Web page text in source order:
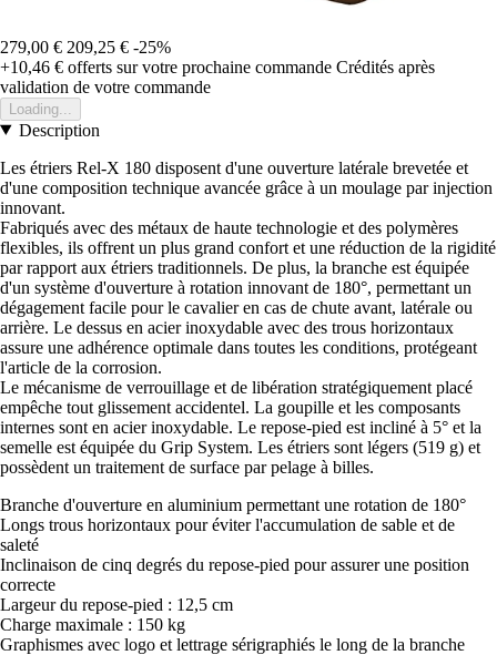
279,00 € 209,25 € -25%
+10,46 € offerts sur votre prochaine commande Crédités après
validation de votre commande
Loading...
Description
Les étriers Rel-X 180 disposent d'une ouverture latérale brevetée et
d'une composition technique avancée grâce à un moulage par injection
innovant.
Fabriqués avec des métaux de haute technologie et des polymères
flexibles, ils offrent un plus grand confort et une réduction de la rigidité
par rapport aux étriers traditionnels. De plus, la branche est équipée
d'un système d'ouverture à rotation innovant de 180°, permettant un
dégagement facile pour le cavalier en cas de chute avant, latérale ou
arrière. Le dessus en acier inoxydable avec des trous horizontaux
assure une adhérence optimale dans toutes les conditions, protégeant
l'article de la corrosion.
Le mécanisme de verrouillage et de libération stratégiquement placé
empêche tout glissement accidentel. La goupille et les composants
internes sont en acier inoxydable. Le repose-pied est incliné à 5° et la
semelle est équipée du Grip System. Les étriers sont légers (519 g) et
possèdent un traitement de surface par pelage à billes.
Branche d'ouverture en aluminium permettant une rotation de 180°
Longs trous horizontaux pour éviter l'accumulation de sable et de
saleté
Inclinaison de cinq degrés du repose-pied pour assurer une position
correcte
Largeur du repose-pied : 12,5 cm
Charge maximale : 150 kg
Graphismes avec logo et lettrage sérigraphiés le long de la branche